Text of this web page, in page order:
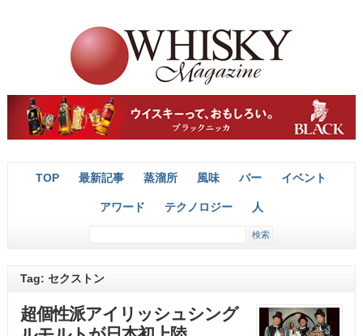
TOP 最新記事 蒸溜所 風味 バー イベント
アワード テクノロジー 人
Tag: セクストン
超個性派アイリッシュシング